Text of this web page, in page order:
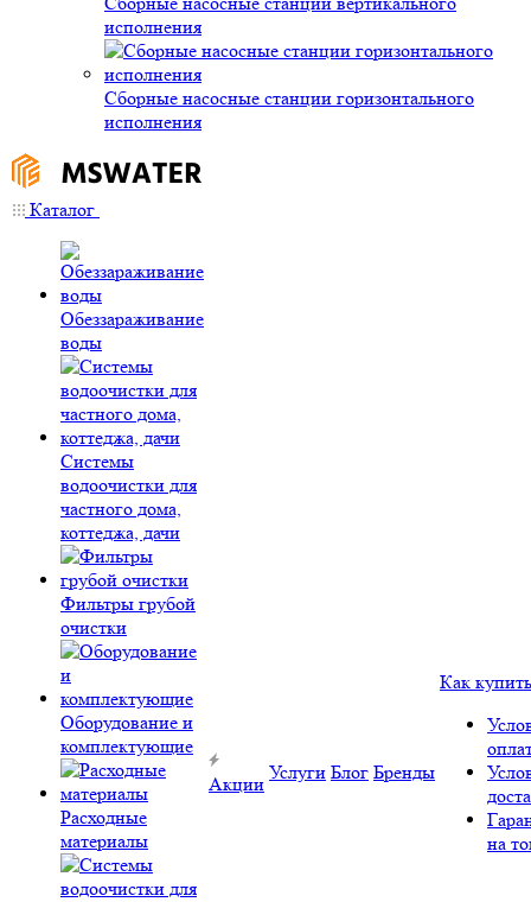
исполнения
Сборные насосные станции горизонтального
исполнения
Каталог
Обеззараживание
воды
Системы
водоочистки для
частного дома,
коттеджа, дачи
Фильтры грубой
очистки
Оборудование и
комплектующие
Расходные
материалы
Акции
Услуги Блог Бренды
Как купить
на